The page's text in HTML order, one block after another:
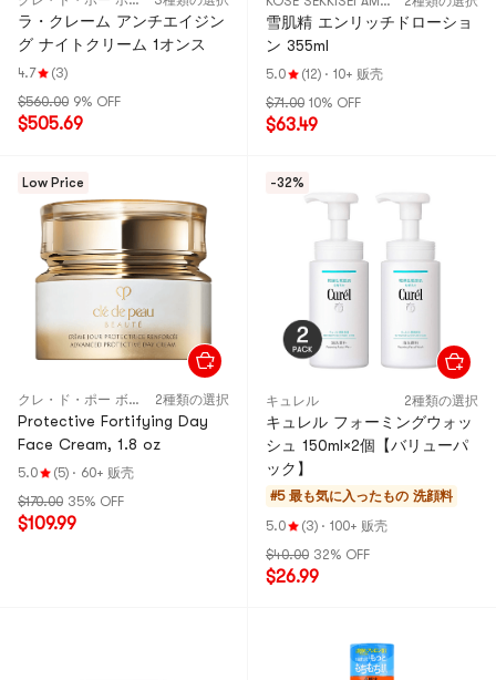
ラ・クレーム アンチエイジン
グ ナイトクリーム 1オンス
4.7
(3)
$560.00 9% OFF
$505.69
雪肌精 エンリッチドローショ
ン 355ml
5.0 (12) · 10+ 贩壳
$71.00 10% OFF
$63.49
Low Price
クレ・ド・ポー ボーテ 2種類の選択
Protective Fortifying Day
Face Cream, 1.8 oz
5.0 (5) · 60+ 贩壳
$170.00 35% OFF
$109.99
-32%
キュレル 2種類の選択
キュレル フォーミングウォッ
シュ 150ml×2個【バリューパ
ック】
#5 最も気に入ったもの 洗顔料
5.0
(3) · 100+ 贩壳
$40.00 32% OFF
$26.99